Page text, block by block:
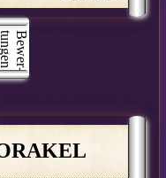
B
e
w
e
r
­
t
u
n
g
e